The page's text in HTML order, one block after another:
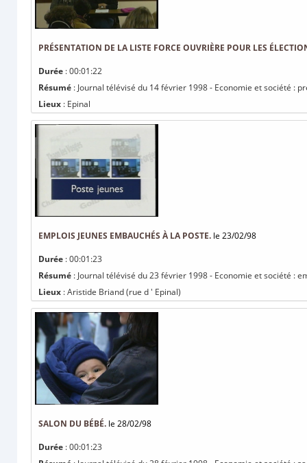
PRÉSENTATION DE LA LISTE FORCE OUVRIÈRE POUR LES
Durée : 00:01:22
Résumé : Journal télévisé du 14 février 1998 - Economie et société :
Lieux : Epinal
EMPLOIS JEUNES EMBAUCHÉS À LA POSTE. le 23/02/98
Durée : 00:01:23
Résumé : Journal télévisé du 23 février 1998 - Economie et société :
Lieux : Aristide Briand (rue d ' Epinal)
SALON DU BÉBÉ. le 28/02/98
Durée : 00:01:23